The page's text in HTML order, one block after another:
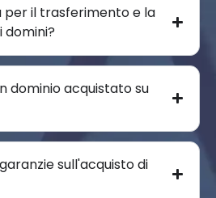
per il trasferimento e la
domini?
dominio acquistato su
sull'acquisto di